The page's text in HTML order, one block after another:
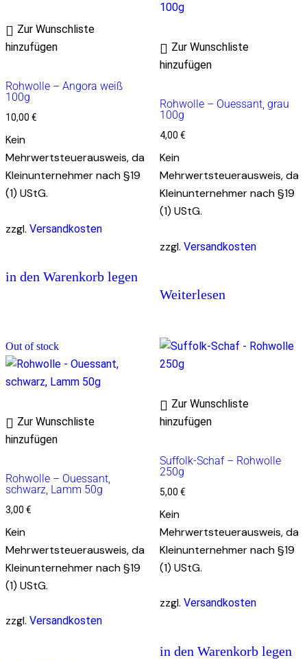
Zur Wunschliste
hinzufügen
Rohwolle – Angora weiß
100g
10,00 €
Kein
Mehrwertsteuerausweis, da
Kleinunternehmer nach §19
(1) UStG.
zzgl. Versandkosten
in den Warenkorb legen
Zur Wunschliste
hinzufügen
Rohwolle – Ouessant, grau
100g
4,00 €
Kein
Mehrwertsteuerausweis, da
Kleinunternehmer nach §19
(1) UStG.
zzgl. Versandkosten
Weiterlesen
Out of stock
Zur Wunschliste
hinzufügen
Rohwolle – Ouessant,
schwarz, Lamm 50g
3,00 €
Kein
Mehrwertsteuerausweis, da
Kleinunternehmer nach §19
(1) UStG.
zzgl. Versandkosten
Zur Wunschliste
hinzufügen
Suffolk-Schaf – Rohwolle
250g
5,00 €
Kein
Mehrwertsteuerausweis, da
Kleinunternehmer nach §19
(1) UStG.
zzgl. Versandkosten
in den Warenkorb legen